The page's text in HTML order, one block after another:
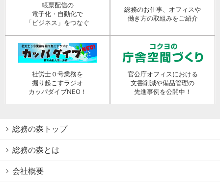
帳票配信の
電子化・自動化で
「ビジネス」をつなぐ
総務のお仕事、オフィスや
働き方の取組みをご紹介
社労士０号業務を
掘り起こすラジオ
カッパダイブNEO！
官公庁オフィスにおける
文書削減や備品管理の
先進事例を公開中！
総務の森トップ
総務の森とは
会社概要